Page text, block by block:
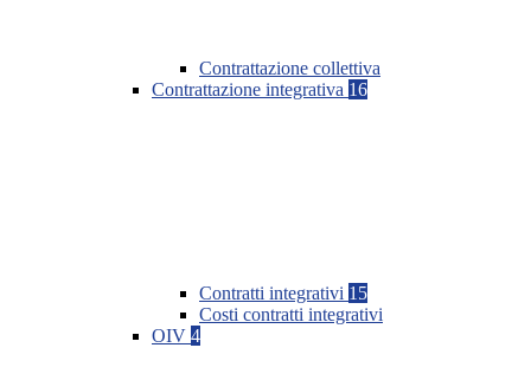
Contrattazione collettiva
Contrattazione integrativa 16
Contratti integrativi 15
Costi contratti integrativi
OIV 4